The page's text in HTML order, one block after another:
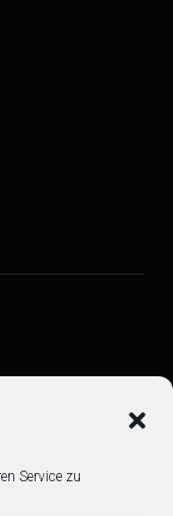
Service zu